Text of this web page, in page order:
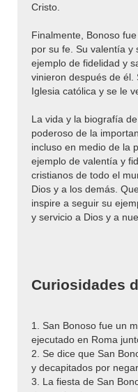
Cristo.
Finalmente, Bonoso
por su fe. Su valentía y
ejemplo de fidelidad y
vinieron después de él.
Iglesia católica y se le
La vida y la biografía
poderoso de la
incluso en medio de la
ejemplo de valentía y
cristianos de todo el
Dios y a los demás.
inspire a seguir su
y servicio a Dios y a
Curiosidades
1. San Bonoso fue un
ejecutado en Roma
2. Se dice que San
y decapitados por
3. La fiesta de San